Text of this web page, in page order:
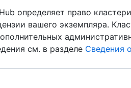
определяет право
вашего экземпляра.
см. в разделе Сведения